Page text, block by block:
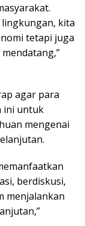
kita
tetapi juga
agar para
ini untuk
mengenai
berdiskusi,
menjalankan